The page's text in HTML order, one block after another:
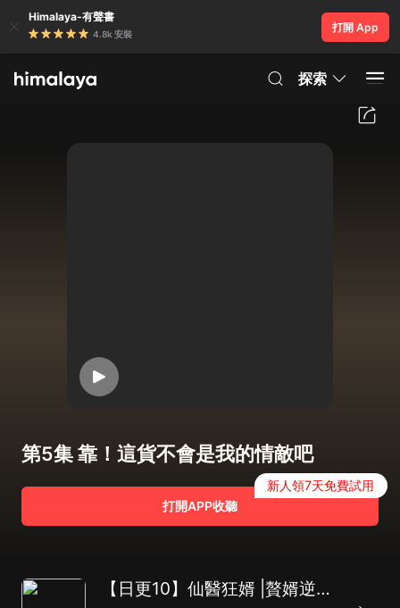
Himalaya-有聲書
4.8k 安裝
打開 App
探索
第5集 靠！這貨不會是我的情敵吧
打開APP收聽
新人領7天免費試用
【日更10】仙醫狂婿 |贅婿逆襲打臉 |都市無敵爽文 |AI多播